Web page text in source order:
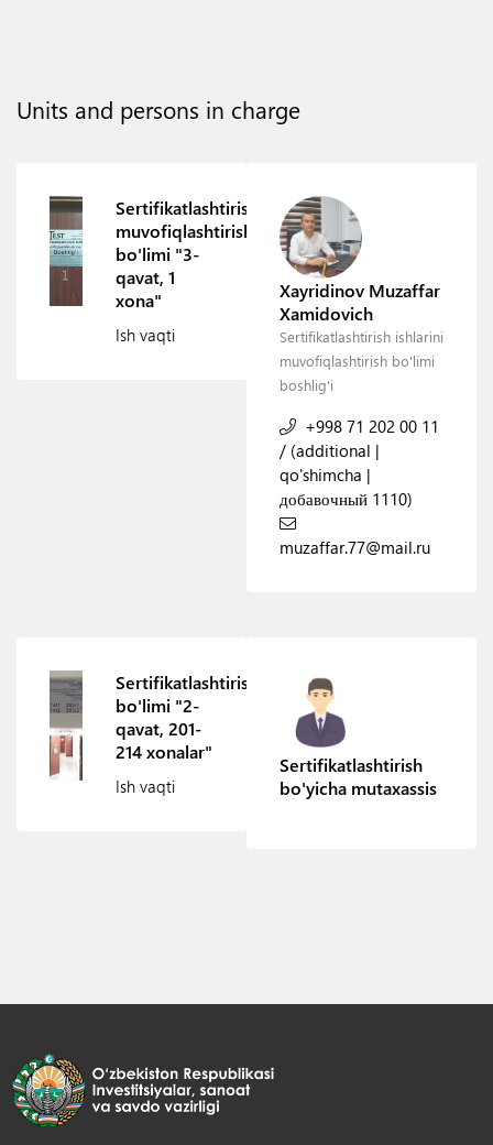
Units and persons in charge
Sertifikatlashtirishni
muvofiqlashtirish
bo'limi "3-
qavat, 1
xona"
Ish vaqti
Xayridinov Muzaffar
Xamidovich
Sertifikatlashtirish ishlarini
muvofiqlashtirish bo'limi
boshlig'i
+998 71 202 00 11
/ (additional |
qo'shimcha |
добавочный 1110)
muzaffar.77@mail.ru
Sertifikatlashtirish
bo'limi "2-
qavat, 201-
214 xonalar"
Ish vaqti
Sertifikatlashtirish
bo'yicha mutaxassis